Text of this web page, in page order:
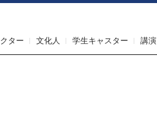
ター 文化人 学生キャスター 講演